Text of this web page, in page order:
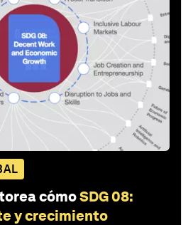
cómoSDG 08:
y crecimiento